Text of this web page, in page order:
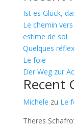
Ist es Glück,
Le chemin
estime de soi
Quelques
Le foie
Der Weg zur
Recent
Michele zu Le
Theres